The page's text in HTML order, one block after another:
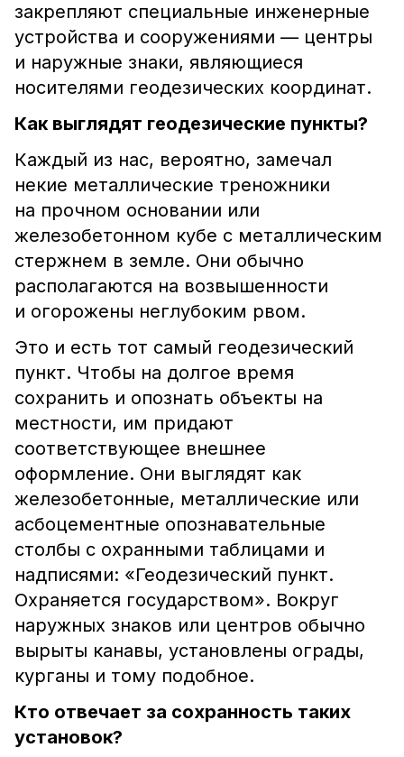
закрепляют специальные инженерные
устройства и сооружениями — центры
и наружные знаки, являющиеся
носителями геодезических координат.
Как выглядят геодезические пункты?
Каждый из нас, вероятно, замечал
некие металлические треножники
на прочном основании или
железобетонном кубе с металлическим
стержнем в земле. Они обычно
располагаются на возвышенности
и огорожены неглубоким рвом.
Это и есть тот самый геодезический
пункт. Чтобы на долгое время
сохранить и опознать объекты на
местности, им придают
соответствующее внешнее
оформление. Они выглядят как
железобетонные, металлические или
асбоцементные опознавательные
столбы с охранными таблицами и
надписями: «Геодезический пункт.
Охраняется государством». Вокруг
наружных знаков или центров обычно
вырыты канавы, установлены ограды,
курганы и тому подобное.
Кто отвечает за сохранность таких
установок?